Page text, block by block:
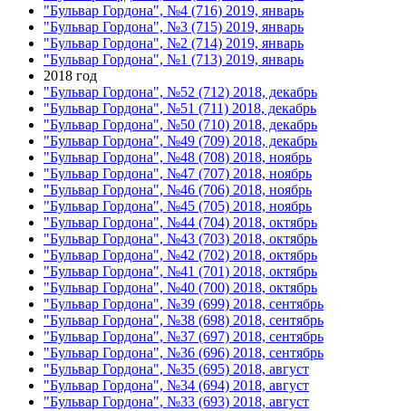
"Бульвар Гордона", №4 (716) 2019, январь
"Бульвар Гордона", №3 (715) 2019, январь
"Бульвар Гордона", №2 (714) 2019, январь
"Бульвар Гордона", №1 (713) 2019, январь
2018 год
"Бульвар Гордона", №52 (712) 2018, декабрь
"Бульвар Гордона", №51 (711) 2018, декабрь
"Бульвар Гордона", №50 (710) 2018, декабрь
"Бульвар Гордона", №49 (709) 2018, декабрь
"Бульвар Гордона", №48 (708) 2018, ноябрь
"Бульвар Гордона", №47 (707) 2018, ноябрь
"Бульвар Гордона", №46 (706) 2018, ноябрь
"Бульвар Гордона", №45 (705) 2018, ноябрь
"Бульвар Гордона", №44 (704) 2018, октябрь
"Бульвар Гордона", №43 (703) 2018, октябрь
"Бульвар Гордона", №42 (702) 2018, октябрь
"Бульвар Гордона", №41 (701) 2018, октябрь
"Бульвар Гордона", №40 (700) 2018, октябрь
"Бульвар Гордона", №39 (699) 2018, сентябрь
"Бульвар Гордона", №38 (698) 2018, сентябрь
"Бульвар Гордона", №37 (697) 2018, сентябрь
"Бульвар Гордона", №36 (696) 2018, сентябрь
"Бульвар Гордона", №35 (695) 2018, август
"Бульвар Гордона", №34 (694) 2018, август
"Бульвар Гордона", №33 (693) 2018, август